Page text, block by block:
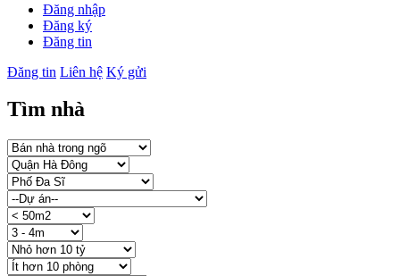
Đăng nhập
Đăng ký
Đăng tin
Đăng tin Liên hệ Ký gửi
Tìm nhà